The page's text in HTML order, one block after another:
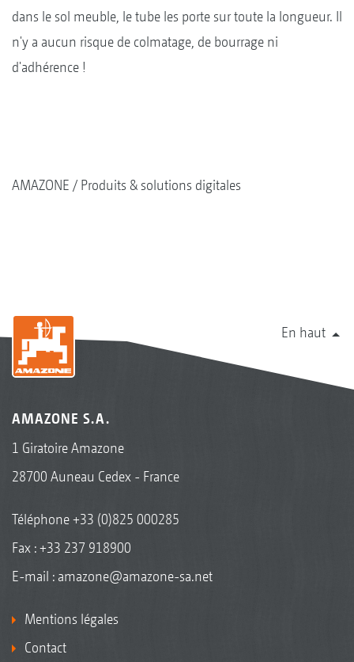
dans le sol meuble, le tube les porte sur toute la longueur. Il
n'y a aucun risque de colmatage, de bourrage ni
d'adhérence !
AMAZONE Produits & solutions digitales
En haut
AMAZONE S.A.
1 Giratoire Amazone
28700 Auneau Cedex - France
Téléphone+33 (0)825 000285
Fax : +33 237 918900
E-mail : amazone@amazone-sa.net
Mentions légales
Contact